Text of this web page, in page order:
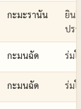
กะมะรานัน
ยิน
ปร
กะมนฉัด ร่มใ
กะมนฉัด ร่มใ